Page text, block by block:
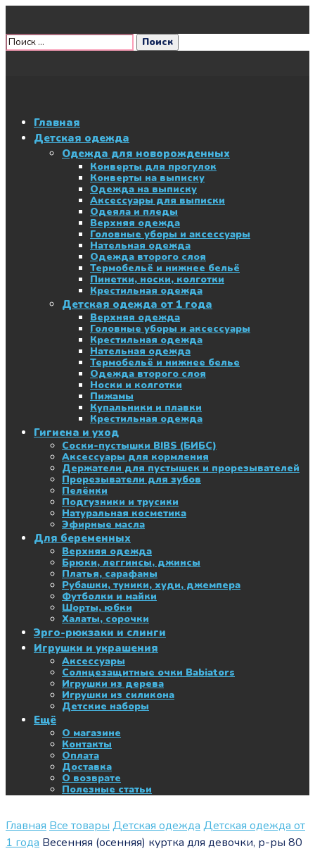
Главная
Детская одежда
Одежда для новорожденных
Конверты для прогулок
Конверты на выписку
Одежда на выписку
Аксессуары для выписки
Одеяла и пледы
Верхняя одежда
Головные уборы и аксессуары
Нательная одежда
Одежда второго слоя
Термобельё и нижнее бельё
Пинетки, носки, колготки
Крестильная одежда
Детская одежда от 1 года
Верхняя одежда
Головные уборы и аксессуары
Крестильная одежда
Нательная одежда
Термобельё и нижнее белье
Одежда второго слоя
Носки и колготки
Пижамы
Купальники и плавки
Крестильная одежда
Гигиена и уход
Соски-пустышки BIBS (БИБС)
Аксессуары для кормления
Держатели для пустышек и прорезывателей
Прорезыватели для зубов
Пелёнки
Подгузники и трусики
Натуральная косметика
Эфирные масла
Для беременных
Верхняя одежда
Брюки, леггинсы, джинсы
Платья, сарафаны
Рубашки, туники, худи, джемпера
Футболки и майки
Шорты, юбки
Халаты, сорочки
Эрго-рюкзаки и слинги
Игрушки и украшения
Аксессуары
Солнцезащитные очки Babiators
Игрушки из дерева
Игрушки из силикона
Детские наборы
Ещё
О магазине
Контакты
Оплата
Доставка
О возврате
Полезные статьи
Главная Все товары Детская одежда Детская одежда от
1 года Весенняя (осенняя) куртка для девочки, р-ры 80